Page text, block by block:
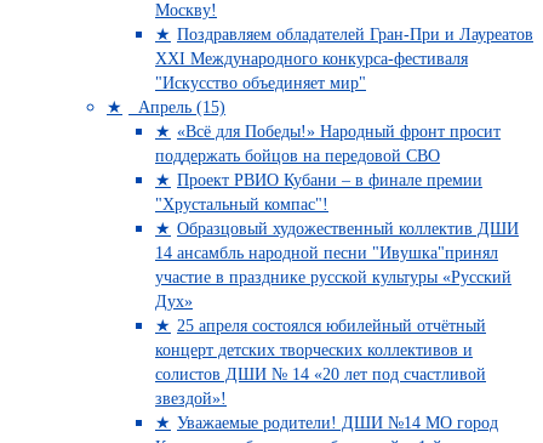
Москву!
Поздравляем обладателей Гран-При и Лауреатов
XXI Международного конкурса-фестиваля
"Искусство объединяет мир"
Апрель (15)
«Всё для Победы!» Народный фронт просит
поддержать бойцов на передовой СВО
Проект РВИО Кубани – в финале премии
"Хрустальный компас"!
Образцовый художественный коллектив ДШИ
14 ансамбль народной песни "Ивушка"принял
участие в празднике русской культуры «Русский
Дух»
25 апреля состоялся юбилейный отчётный
концерт детских творческих коллективов и
солистов ДШИ № 14 «20 лет под счастливой
звездой»!
Уважаемые родители! ДШИ №14 МО город